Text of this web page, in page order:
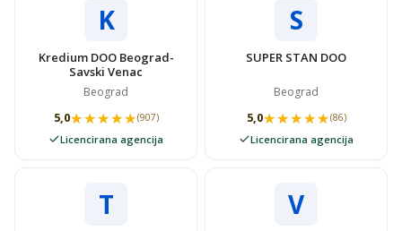
K
Kredium DOO Beograd-
Savski Venac
Beograd
5,0★★★★★
★★★★★(907)
Licencirana agencija
S
SUPER STAN DOO
Beograd
5,0★★★★★
★★★★★(86)
Licencirana agencija
T V